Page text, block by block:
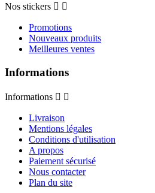
Nos stickers  
Promotions
Nouveaux produits
Meilleures ventes
Informations
Informations  
Livraison
Mentions légales
Conditions d'utilisation
A propos
Paiement sécurisé
Nous contacter
Plan du site